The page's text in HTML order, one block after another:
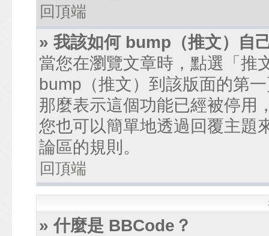
回頂端
» 我該如何 bump（推文）自
當您在瀏覽文章時，點選「推
bump（推文）到該版面的第
那麼表示這個功能已經被停用
您也可以簡單地透過回覆主題
論區的規則。
回頂端
» 什麼是 BBCode？